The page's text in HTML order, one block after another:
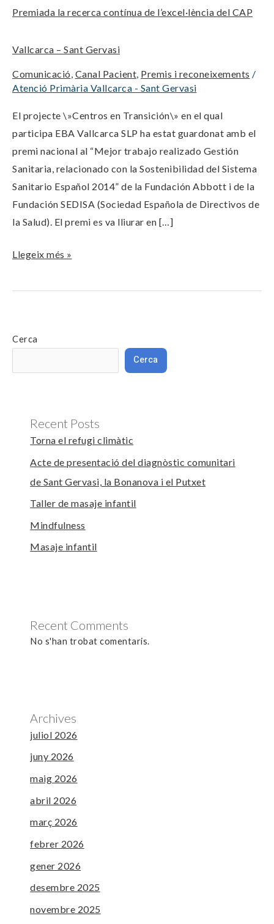
Premiada la recerca contínua de l’excel·lència del CAP
Vallcarca – Sant Gervasi
Comunicació, Canal Pacient, Premis i reconeixements /
Atenció Primària Vallcarca - Sant Gervasi
El projecte \»Centros en Transición\» en el qual
participa EBA Vallcarca SLP ha estat guardonat amb el
premi nacional al “Mejor trabajo realizado Gestión
Sanitaria, relacionado con la Sostenibilidad del Sistema
Sanitario Español 2014” de la Fundación Abbott i de la
Fundación SEDISA (Sociedad Española de Directivos de
la Salud). El premi es va lliurar en […]
contínua
l’excel·lència
del
CAP
–
Sant
Gervasi
Llegeix més »
Cerca
Cerca
Recent Posts
Torna el refugi climàtic
Acte de presentació del diagnòstic comunitari
de Sant Gervasi, la Bonanova i el Putxet
Taller de masaje infantil
Mindfulness
Masaje infantil
Recent Comments
No s'han trobat comentaris.
Archives
juliol 2026
juny 2026
maig 2026
abril 2026
març 2026
febrer 2026
gener 2026
desembre 2025
novembre 2025